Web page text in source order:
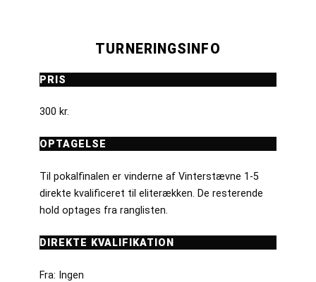
TURNERINGSINFO
PRIS
300 kr.
OPTAGELSE
Til pokalfinalen er vinderne af Vinterstævne 1-5
direkte kvalificeret til eliterækken. De resterende
hold optages fra ranglisten.
DIREKTE KVALIFIKATION
Fra: Ingen